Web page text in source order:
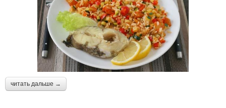
читать дальше →